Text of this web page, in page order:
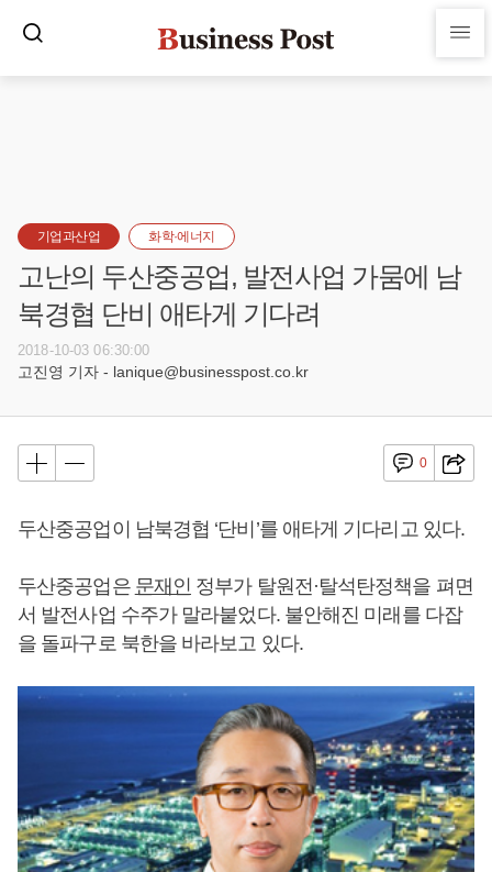
기업과산업 화학·에너지
고난의 두산중공업, 발전사업 가뭄에 남
북경협 단비 애타게 기다려
2018-10-03 06:30:00
고진영 기자 - lanique@businesspost.co.kr
0
두산중공업이 남북경협 ‘단비’를 애타게 기다리고 있다.
두산중공업은 문재인 정부가 탈원전·탈석탄정책을 펴면
서 발전사업 수주가 말라붙었다. 불안해진 미래를 다잡
을 돌파구로 북한을 바라보고 있다.